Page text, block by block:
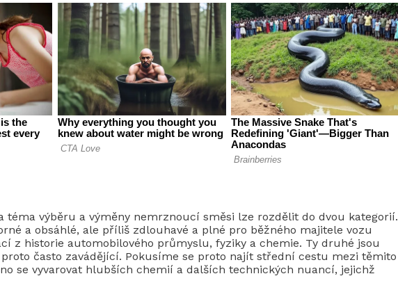
téma výběru a výměny nemrznoucí směsi lze rozdělit do dvou kategorií.
a obsáhlé, ale příliš zdlouhavé a plné pro běžného majitele vozu
z historie automobilového průmyslu, fyziky a chemie. Ty druhé jsou
často zavádějící. Pokusíme se proto najít střední cestu mezi těmito
se vyvarovat hlubších chemií a dalších technických nuancí, jejichž